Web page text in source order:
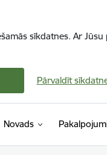
sīkdatnes. Ar
Pārvaldīt
Novads